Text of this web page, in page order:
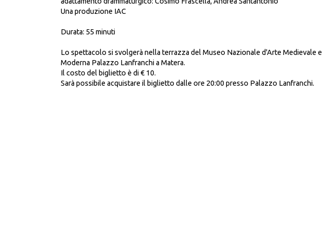
Una produzione IAC
Durata: 55 minuti
Lo spettacolo si svolgerànella terrazza del Museo Nazionale d'Arte Medievale e
Moderna Palazzo Lanfranchi a Matera.
Il costo del biglietto è di € 10.
Sarà possibile acquistare il biglietto dalle ore 20:00 presso Palazzo Lanfranchi.